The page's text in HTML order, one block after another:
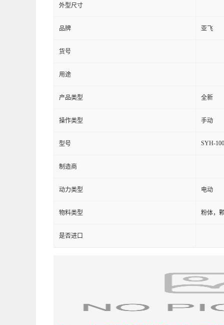
外型尺寸
品牌 亚飞
货号
用途
产品类型 全新
操作类型 手动
型号 SYH-100
制造商
动力类型 电动
物料类型 粉体，
是否进口